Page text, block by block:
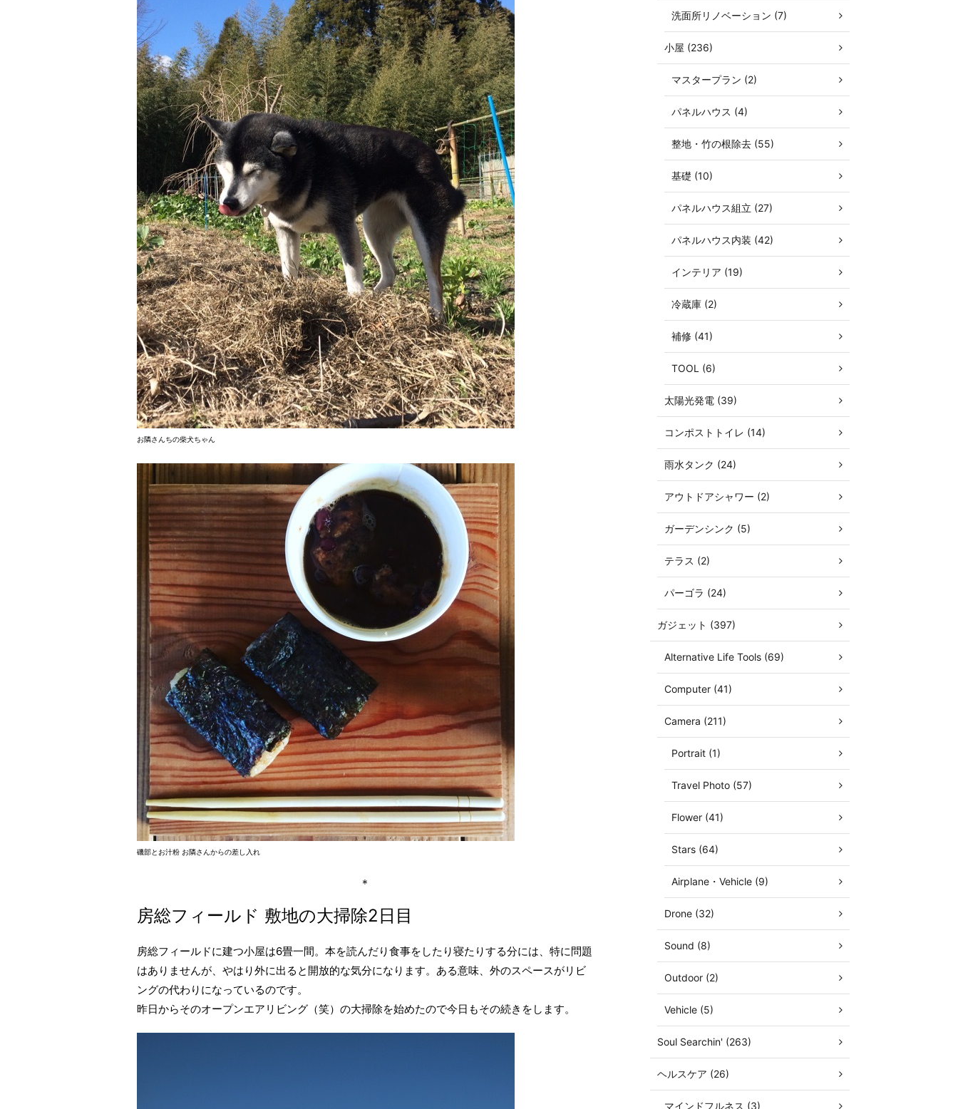
お隣さんちの柴犬ちゃん
磯部とお汁粉 お隣さんからの差し入れ
＊
房総フィールド 敷地の大掃除2日目
房総フィールドに建つ小屋は6畳一間。本を読んだり食事をしたり寝たりする分には、特に問題
はありませんが、やはり外に出ると開放的な気分になります。ある意味、外のスペースがリビ
ングの代わりになっているのです。
昨日からそのオープンエアリビング（笑）の大掃除を始めたので今日もその続きをします。
洗面所リノベーション (7)
小屋 (236)
マスタープラン (2)
パネルハウス (4)
整地・竹の根除去 (55)
基礎 (10)
パネルハウス組立 (27)
パネルハウス内装 (42)
インテリア (19)
冷蔵庫 (2)
補修 (41)
TOOL (6)
太陽光発電 (39)
コンポストトイレ (14)
雨水タンク (24)
アウトドアシャワー (2)
ガーデンシンク (5)
テラス (2)
パーゴラ (24)
ガジェット (397)
Alternative Life Tools (69)
Computer (41)
Camera (211)
Portrait (1)
Travel Photo (57)
Flower (41)
Stars (64)
Airplane・Vehicle (9)
Drone (32)
Sound (8)
Outdoor (2)
Vehicle (5)
Soul Searchin' (263)
ヘルスケア (26)
マインドフルネス (3)